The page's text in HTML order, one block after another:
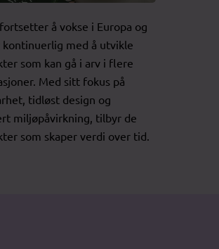
å vokse i Europa og
kontinuerlig med å utvikle
som kan gå i arv i flere
Med sitt fokus på
tidløst design og
miljøpåvirkning, tilbyr de
som skaper verdi over tid.